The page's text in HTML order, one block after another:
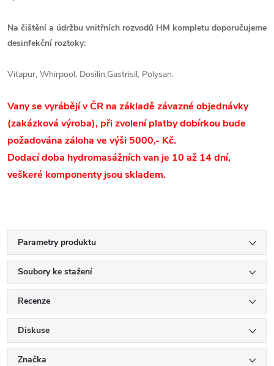
Na čištění a údržbu vnitřních rozvodů HM kompletu doporučujeme
desinfekční roztoky:
Vitapur, Whirpool, Dosilin,Gastrisil, Polysan.
Vany se vyrábějí v ČR na základě závazné objednávky
(zakázková výroba), při zvolení platby dobírkou bude
požadována záloha ve výši 5000,- Kč.
Dodací doba hydromasážních van je 10 až 14 dní,
veškeré komponenty jsou skladem.
Parametry produktu
Soubory ke stažení
Recenze
Diskuse
Značka